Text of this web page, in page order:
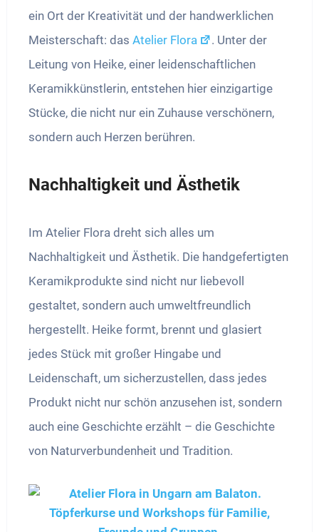
ein Ort der Kreativität und der handwerklichen
Meisterschaft: das Atelier Flora
. Unter der
Leitung von Heike, einer leidenschaftlichen
Keramikkünstlerin, entstehen hier einzigartige
Stücke, die nicht nur ein Zuhause verschönern,
sondern auch Herzen berühren.
Nachhaltigkeit und Ästhetik
Im Atelier Flora dreht sich alles um
Nachhaltigkeit und Ästhetik. Die handgefertigten
Keramikprodukte sind nicht nur liebevoll
gestaltet, sondern auch umweltfreundlich
hergestellt. Heike formt, brennt und glasiert
jedes Stück mit großer Hingabe und
Leidenschaft, um sicherzustellen, dass jedes
Produkt nicht nur schön anzusehen ist, sondern
auch eine Geschichte erzählt – die Geschichte
von Naturverbundenheit und Tradition.